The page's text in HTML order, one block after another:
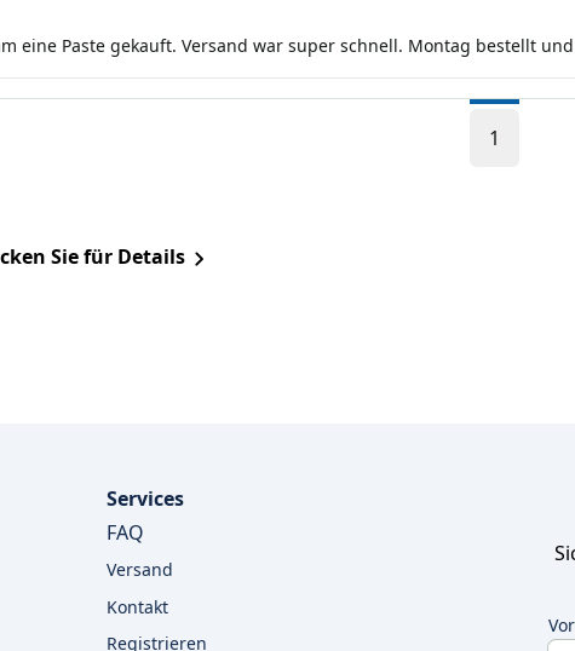
eine Paste gekauft. Versand war super schnell. Montag bestellt
1
Sie für Details
Services
FAQ
Versand
Kontakt
Registrieren